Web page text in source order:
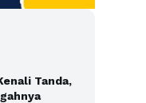
Tanda,